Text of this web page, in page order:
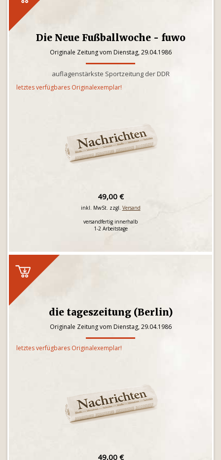
Die Neue Fußballwoche - fuwo
Originale Zeitung vom Dienstag, 29.04.1986
auflagenstärkste Sportzeitung der DDR
letztes verfügbares Originalexemplar!
49,00 €
inkl. MwSt. zzgl. Versand
versandfertig innerhalb
1-2 Arbeitstage
die tageszeitung (Berlin)
Originale Zeitung vom Dienstag, 29.04.1986
letztes verfügbares Originalexemplar!
49,00 €